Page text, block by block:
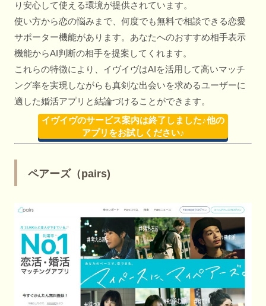
り安心して使える環境が提供されています。
使い方から恋の悩みまで、何度でも無料で相談できる恋愛
サポーター機能があります。あなたへのおすすめ相手表示
機能からAI判断の相手を提案してくれます。
これらの特徴により、イヴイヴはAIを活用して高いマッチ
ング率を実現しながらも真剣な出会いを求めるユーザーに
適した婚活アプリと結論づけることができます。
イヴイヴのサービス案内は終了しました♪他の
アプリをお試しください♪
ペアーズ（pairs)